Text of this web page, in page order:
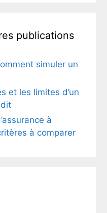
publications
simuler un
et les limites d’un
à
à comparer